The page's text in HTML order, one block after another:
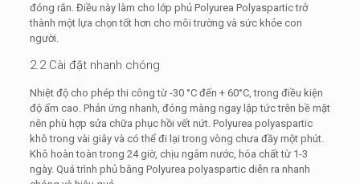
đóng rắn. Điều này làm cho lớp phủ Polyurea Polyaspartic trở
thành một lựa chọn tốt hơn cho môi trường và sức khỏe con
người.
2.2 Cài đặt nhanh chóng
Nhiệt độ cho phép thi công từ -30 °C đến + 60°C, trong điều kiện
độ ẩm cao. Phản ứng nhanh, đóng màng ngay lập tức trên bề mặt
nên phù hợp sửa chữa phục hồi vết nứt. Polyurea polyaspartic
khô trong vài giây và có thể đi lại trong vòng chưa đầy một phút.
Khô hoàn toàn trong 24 giờ, chịu ngâm nước, hóa chất từ 1-3
ngày. Quá trình phủ bằng Polyurea polyaspartic diễn ra nhanh